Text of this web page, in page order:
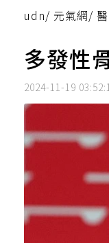
udn/ 元氣網/
多發性
2024-11-19